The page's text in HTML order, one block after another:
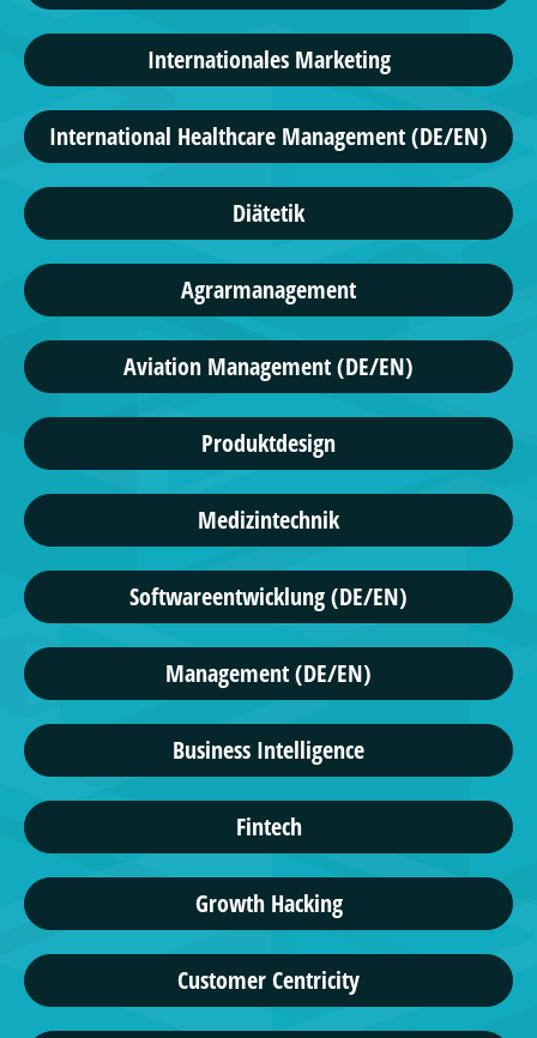
Internationales Marketing
International Healthcare Management (DE/EN)
Diätetik
Agrarmanagement
Aviation Management (DE/EN)
Produktdesign
Medizintechnik
Softwareentwicklung (DE/EN)
Management (DE/EN)
Business Intelligence
Fintech
Growth Hacking
Customer Centricity